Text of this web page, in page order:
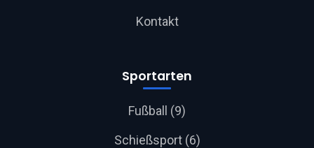
Kontakt
Sportarten
Fußball (9)
Schießsport (6)